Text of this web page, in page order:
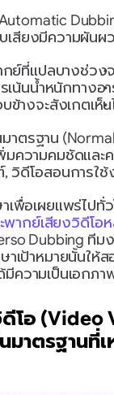
เสียงมีความผัน
กย์ที่แปลบางช่วง
เน้นน้ำหนักทางอ
ข้างจะสังเกตเห็
มาตรฐาน
ความคมชัดและ
ดีโอสอนการใช้
าเพื่อเผยแพร่ไป
ากย์เสียงวิดีโอห
Dubbing ที
ษาเป้าหมายนั้นใ
ความเป็นเอกภา
โอ (Video
มาตรฐานที่